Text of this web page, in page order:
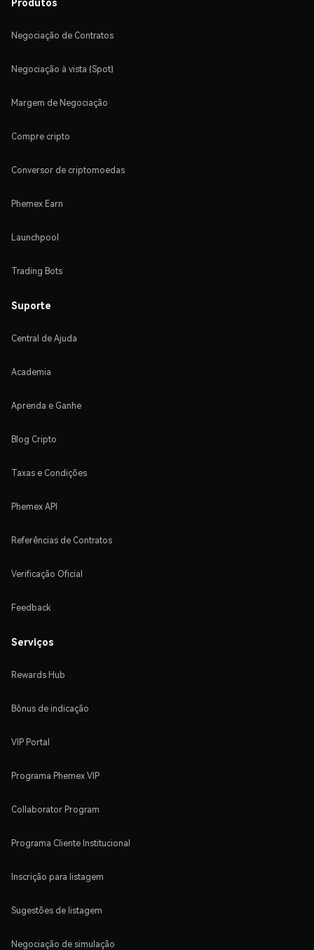
Negociação de Contratos
Negociação à vista (Spot)
Margem de Negociação
Compre cripto
Conversor de criptomoedas
Phemex Earn
Launchpool
Trading Bots
Suporte
Central de Ajuda
Academia
Aprenda e Ganhe
Blog Cripto
Taxas e Condições
Phemex API
Referências de Contratos
Verificação Oficial
Feedback
Serviços
Rewards Hub
Bônus de indicação
VIP Portal
Programa Phemex VIP
Collaborator Program
Programa Cliente Institucional
Inscrição para listagem
Sugestões de listagem
Negociação de simulação